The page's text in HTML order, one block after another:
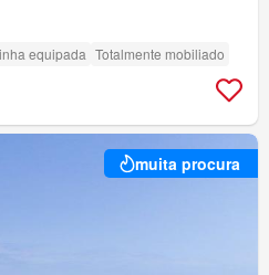
equipada Totalmente mobiliado
muita procura